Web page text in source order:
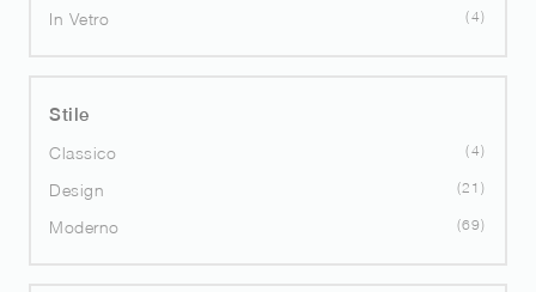
In Vetro 4
Stile
Classico
4
Design 21
Moderno 69